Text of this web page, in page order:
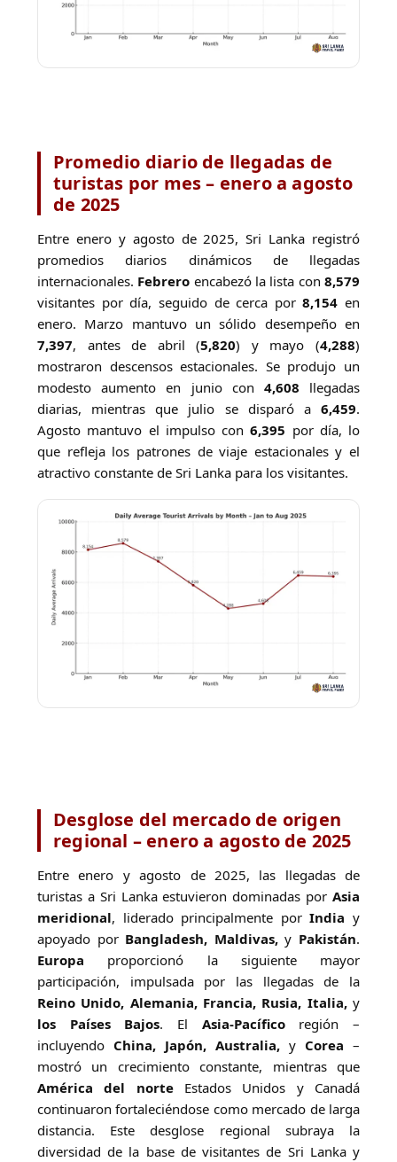
Promedio diario de llegadas de
turistas por mes – enero a agosto
de 2025
Entre enero y agosto de 2025, Sri Lanka registró
promedios diarios dinámicos de llegadas
internacionales. Febrero encabezó la lista con8,579
visitantes por día, seguido de cerca por8,154 en
enero. Marzo mantuvo un sólido desempeño en
7,397, antes de abril (5,820) y mayo (4,288)
mostraron descensos estacionales. Se produjo un
modesto aumento en junio con 4,608 llegadas
diarias, mientras que julio se disparó a 6,459.
Agosto mantuvo el impulso con6,395 por día, lo
que refleja los patrones de viaje estacionales y el
atractivo constante de Sri Lanka para los visitantes.
Desglose del mercado de origen
regional – enero a agosto de 2025
Entre enero y agosto de 2025, las llegadas de
turistas a Sri Lanka estuvieron dominadas por Asia
meridional, liderado principalmente porIndia y
apoyado por Bangladesh, Maldivas,y Pakistán.
Europa proporcionó la siguiente mayor
participación, impulsada por las llegadas de la
Reino Unido, Alemania, Francia, Rusia, Italia,y
los Países Bajos. El Asia-Pacíficoregión –
incluyendo China, Japón, Australia, y Corea –
mostró un crecimiento constante, mientras que
América del norteEstados Unidos y Canadá
continuaron fortaleciéndose como mercado de larga
distancia. Este desglose regional subraya la
diversidad de la base de visitantes de Sri Lanka y